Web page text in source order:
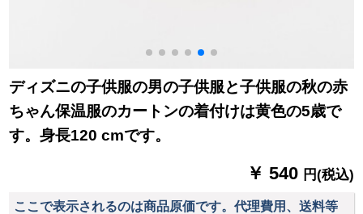
ディズニの子供服の男の子供服と子供服の秋の赤
ちゃん保温服のカートンの着付けは黄色の5歳で
す。身長120 cmです。
￥ 540 円(税込)
ここで表示されるのは商品原価です。代理費用、送料等